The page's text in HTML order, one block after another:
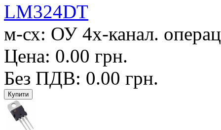
LM324DT
м-сх: ОУ 4х-канал.
Цена: 0.00 грн.
Без ПДВ: 0.00 грн.